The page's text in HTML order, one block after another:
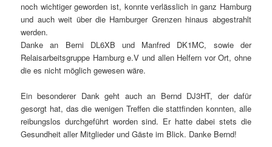
noch wichtiger geworden ist, konnte verlässlich in ganz Hamburg
und auch weit über die Hamburger Grenzen hinaus abgestrahlt
werden.
Danke an Berni DL6XB und Manfred DK1MC, sowie der
Relaisarbeitsgruppe Hamburg e.V und allen Helfern vor Ort, ohne
die es nicht möglich gewesen wäre.
Ein besonderer Dank geht auch an Bernd DJ3HT, der dafür
gesorgt hat, das die wenigen Treffen die stattfinden konnten, alle
reibungslos durchgeführt worden sind. Er hatte dabei stets die
Gesundheit aller Mitglieder und Gäste im Blick. Danke Bernd!